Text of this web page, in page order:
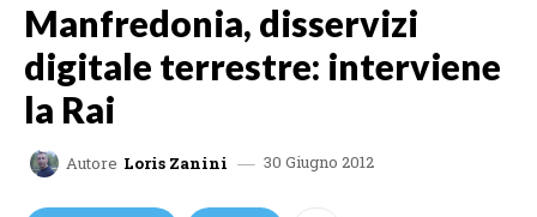
Manfredonia, disservizi
digitale terrestre: interviene
la Rai
Autore Loris Zanini 30 Giugno 2012